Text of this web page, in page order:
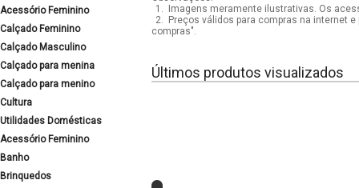
Acessório Feminino
Calçado Feminino
Calçado Masculino
Calçado para menina
Calçado para menino
Cultura
Utilidades Domésticas
Acessório Feminino
Banho
Brinquedos
1.
Imagens meramente ilustrativas. Os
2.
Preços válidos para compras na internet
compras".
Últimos produtos visualizados